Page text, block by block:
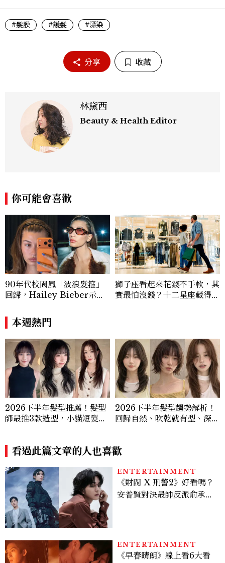
#髮膜 #護髮 #漂染
分享 收藏
林黛西
Beauty & Health Editor
你可能會喜歡
90年代校園風「波浪髮箍」
回歸，Hailey Bieber示範
u髮箍未開賣先爆紅！
獅子座看起來花錢不手軟，其
實最怕沒錢？十二星座藏得最
本週熱門
2026下半年髮型推薦！髮型
師最推3款造型，小貓短髮、
2026下半年髮型趨勢解析！
回歸自然、吹乾就有型、深髮
看過此篇文章的人也喜歡
ENTERTAINMENT
《財閥 X 刑警2》好看嗎？
安普賢對決最帥反派俞承
多大？
ENTERTAINMENT
《早春晴朗》線上看6大看